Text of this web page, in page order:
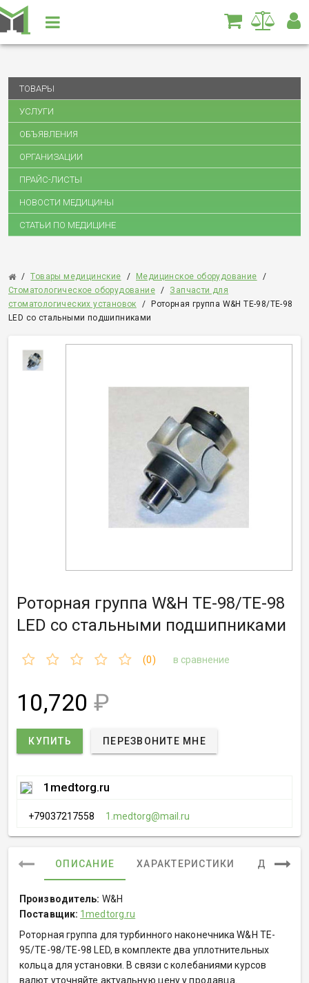
ТОВАРЫ
УСЛУГИ
ОБЪЯВЛЕНИЯ
ОРГАНИЗАЦИИ
ПРАЙС-ЛИСТЫ
НОВОСТИ МЕДИЦИНЫ
СТАТЬИ ПО МЕДИЦИНЕ
/ Товары медицинские / Медицинское оборудование
/
Стоматологическое оборудование /
Запчасти для
стоматологических установок
/
Роторная группа W&H TE-98/TE-98
LED со стальными подшипниками
Роторная группа W&H TE-98/TE-98
LED со стальными подшипниками
(0) в сравнение
10,720 ₽
КУПИТЬ ПЕРЕЗВОНИТЕ МНЕ
1medtorg.ru
+79037217558 1.medtorg@mail.ru
ОПИСАНИЕ ХАРАКТЕРИСТИКИ
Производитель: W&H
Поставщик: 1medtorg.ru
Роторная группа для турбинного наконечника W&H TE-
95/TE-98/TE-98 LED, в комплекте два уплотнительных
кольца для установки. В связи с колебаниями курсов
валют уточняйте актуальную цену у продавца.